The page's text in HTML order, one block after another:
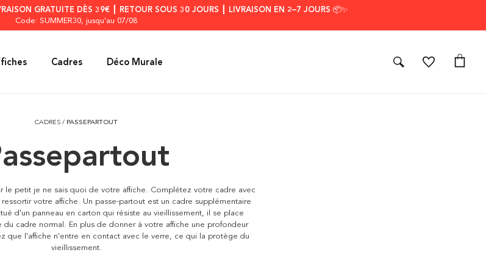
GRATUITE DÈS 39€ ┃ RETOUR SOUS 30 JOURS ┃ LIVRAISON EN 2–7 JOURS 📦✨
Code: SUMMER30, jusqu'au 07/08
Cadres Déco Murale
CADRES / PASSEPARTOUT
le petit je ne sais quoi de votre affiche. Complétez votre cadre avec
votre affiche. Un passe-partout est un cadre supplémentaire
d'un panneau en carton qui résiste au vieillissement, il se place
cadre normal. En plus de donner à votre affiche une profondeur
que l'affiche n'entre en contact avec le verre, ce qui la protège du
vieillissement.